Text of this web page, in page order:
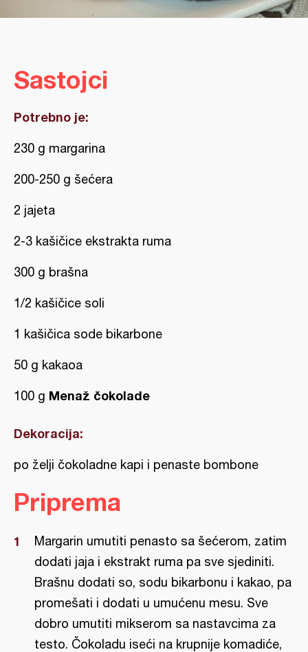
Sastojci
Potrebno je:
230 g margarina
200-250 g šećera
2 jajeta
2-3 kašičice ekstrakta ruma
300 g brašna
1/2 kašičice soli
1 kašičica sode bikarbone
50 g kakaoa
100 g Menaž čokolade
Dekoracija:
po želji čokoladne kapi i penaste bombone
Priprema
Margarin umutiti penasto sa šećerom, zatim
dodati jaja i ekstrakt ruma pa sve sjediniti.
Brašnu dodati so, sodu bikarbonu i kakao, pa
promešati i dodati u umućenu mesu. Sve
dobro umutiti mikserom sa nastavcima za
testo. Čokoladu iseći na krupnije komadiće,